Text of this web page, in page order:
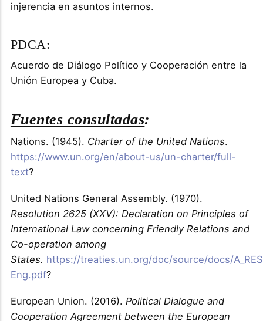
injerencia en asuntos internos.
PDCA:
Acuerdo de Diálogo Político y Cooperación entre la
Unión Europea y Cuba.
Fuentes consultadas:
Nations. (1945). Charter of the United Nations.
https://www.un.org/en/about-us/un-charter/full-
text?
United Nations General Assembly. (1970).
Resolution 2625 (XXV): Declaration on Principles of
International Law concerning Friendly Relations and
Co-operation among
States. https://treaties.un.org/doc/source/docs/
Eng.pdf?
European Union. (2016). Political Dialogue and
Cooperation Agreement between the European